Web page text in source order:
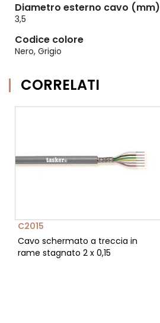
Diametro esterno cavo (mm)
3,5
Codice colore
Nero, Grigio
CORRELATI
C2015
Cavo schermato a treccia in
rame stagnato 2 x 0,15